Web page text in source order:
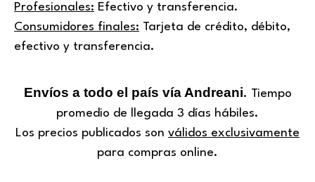
Profesionales: Efectivo y transferencia.
Consumidores finales: Tarjeta de crédito, débito,
efectivo y transferencia.
Envíos a todo el país vía Andreani. Tiempo
promedio de llegada 3 días hábiles.
Los precios publicados son válidos exclusivamente
para compras online.